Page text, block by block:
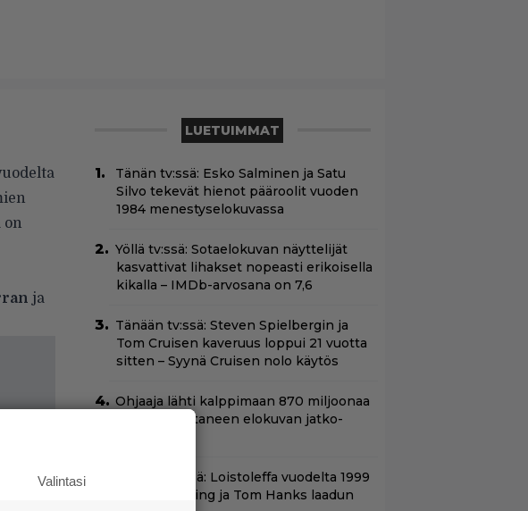
on
ja
LUETUIMMAT
Tänän tv:ssä: Esko Salminen ja Satu
Silvo tekevät hienot pääroolit vuoden
1984 menestyselokuvassa
Yöllä tv:ssä: Sotaelokuvan näyttelijät
kasvattivat lihakset nopeasti erikoisella
kikalla – IMDb-arvosana on 7,6
Tänään tv:ssä: Steven Spielbergin ja
Tom Cruisen kaveruus loppui 21 vuotta
sitten – Syynä Cruisen nolo käytös
Ohjaaja lähti kalppimaan 870 miljoonaa
dollaria tuottaneen elokuvan jatko-
Tänään tv:ssä: Loistoleffa vuodelta 1999
– Stephen King ja Tom Hanks laadun
Valintasi